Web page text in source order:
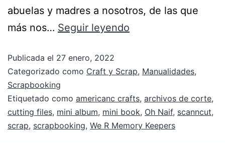
abuelas y madres a nosotros, de las que
más nos… Seguir leyendo
Publicada el 27 enero, 2022
Categorizado como Craft y Scrap, Manualidades,
Scrapbooking
Etiquetado como americanc crafts, archivos de corte,
cutting files, mini album, mini book, Oh Naif, scanncut,
scrap, scrapbooking, We R Memory Keepers